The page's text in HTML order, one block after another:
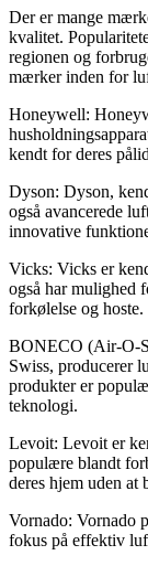
Der er mange
kvalitet.
regionen og
mærker inden for
Honeywell:
kendt for deres
Dyson: Dyson,
også avancerede
innovative
Vicks: Vicks er
også har mulighed
forkølelse og hoste.
BONECO (Air-O-
Swiss, producerer
produkter er
teknologi.
Levoit: Levoit er
populære blandt
deres hjem uden at
Vornado: Vornado
fokus på effektiv